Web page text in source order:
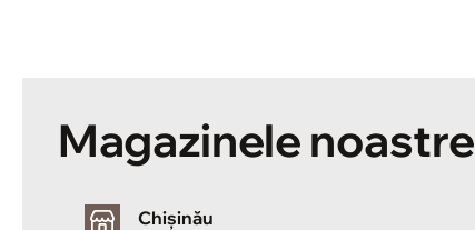
Magazinele noastre
Chișinău